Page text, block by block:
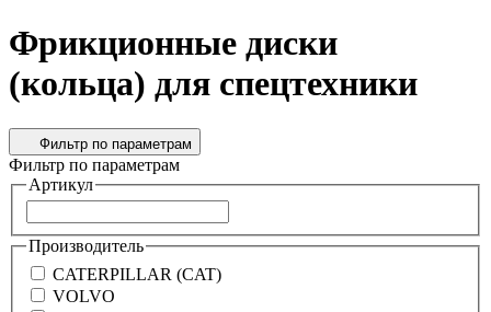
Фрикционные диски
(кольца) для спецтехники
Фильтр по параметрам
Фильтр по параметрам
Артикул
Производитель
CATERPILLAR (CAT)
VOLVO